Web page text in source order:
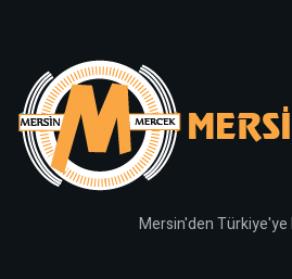
Mersin'den Türkiye'ye